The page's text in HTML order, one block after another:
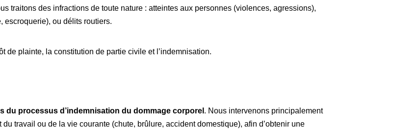
traitons des infractions de toute nature : atteintes aux personnes (violences, agressions),
escroquerie), ou délits routiers.
de plainte, la constitution de partie civile et l’indemnisation.
du processus d’indemnisation du dommage corporel . Nous intervenons principalement
travail ou de la vie courante (chute, brûlure, accident domestique), afin d’obtenir une